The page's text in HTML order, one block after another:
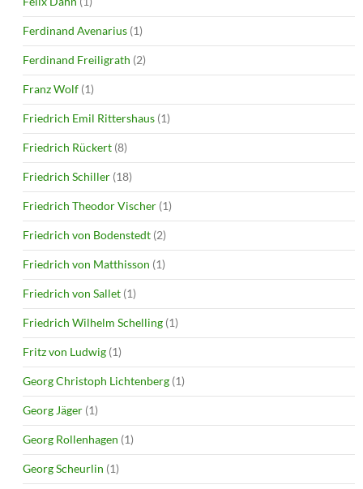
Ferdinand Avenarius (1)
Ferdinand Freiligrath (2)
Franz Wolf (1)
Friedrich Emil Rittershaus (1)
Friedrich Rückert (8)
Friedrich Schiller (18)
Friedrich Theodor Vischer (1)
Friedrich von Bodenstedt (2)
Friedrich von Matthisson (1)
Friedrich von Sallet (1)
Friedrich Wilhelm Schelling (1)
Fritz von Ludwig (1)
Georg Christoph Lichtenberg (1)
Georg Jäger (1)
Georg Rollenhagen (1)
Georg Scheurlin (1)